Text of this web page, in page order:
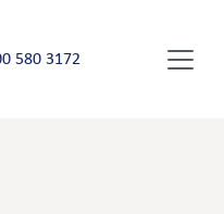
580 3172